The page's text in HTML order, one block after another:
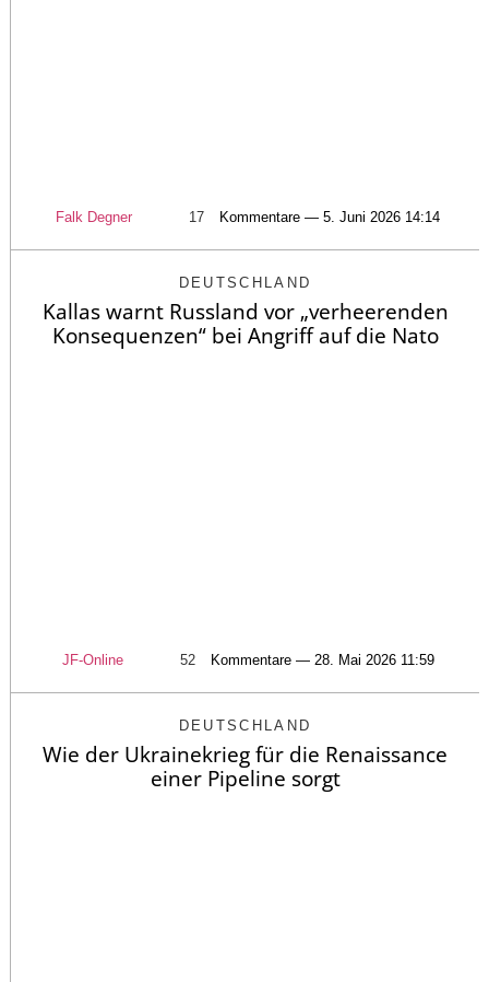
Falk Degner 17 Kommentare — 5. Juni 2026 14:14
DEUTSCHLAND
Kallas warnt Russland vor „verheerenden
Konsequenzen“ bei Angriff auf die Nato
JF-Online 52 Kommentare — 28. Mai 2026 11:59
DEUTSCHLAND
Wie der Ukrainekrieg für die Renaissance
einer Pipeline sorgt